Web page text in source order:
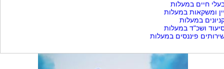
חיים במעלות
ומשקאות במעלות
במעלות
ושכ"ד במעלות
פיננסים במעלות